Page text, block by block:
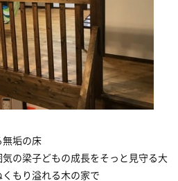
無垢の床
の梁子どもの成長をそっと見守る大
もり溢れる木の家で